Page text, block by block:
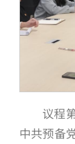
议程
中共预备